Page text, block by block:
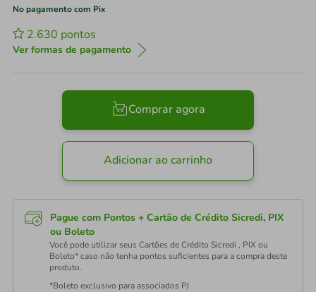
No pagamento com Pix
2.630 pontos
Ver formas de pagamento
Comprar agora
Adicionar ao carrinho
Pague com Pontos + Cartão de Crédito Sicredi, PIX
ou Boleto
Você pode utilizar seus Cartões de Crédito Sicredi , PIX ou
Boleto* caso não tenha pontos suficientes para a compra deste
produto.
*Boleto exclusivo para associados PJ